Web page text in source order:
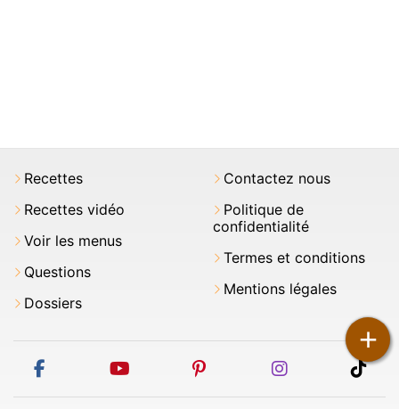
+
Recettes
Recettes vidéo
Voir les menus
Questions
Dossiers
Contactez nous
Politique de
confidentialité
Termes et conditions
Mentions légales
facebook youtube pinterest instagram